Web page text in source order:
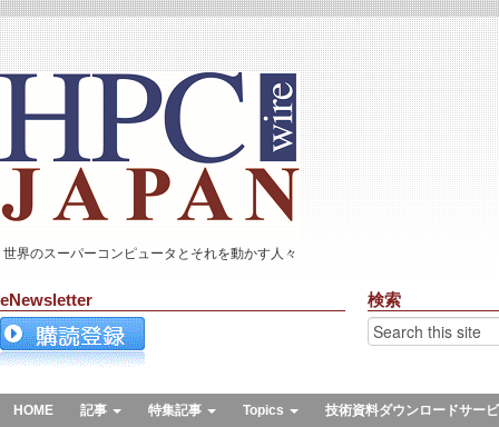
世界のスーパーコンピュータとそれを動かす人々
eNewsletter 検索
HOME 記事 特集記事 Topics 技術資料ダウンロードサー